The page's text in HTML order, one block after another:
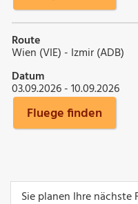
Route
Wien (VIE) - Izmir (ADB)
Datum
03.09.2026 - 10.09.2026
Fluege finden
Sie planen Ihre